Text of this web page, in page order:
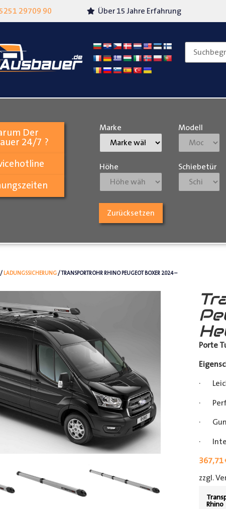
29709 90 Über 15 Jahre Erfahrung
Der
24/7 ?
Marke Modell
Höhe Schiebetür
Zurücksetzen
LADUNGSSICHERUNG/ TRANSPORTROHR RHINO PEUGEOT BOXER 2024 –
Porte
·
·
·
·
367,71
zzgl.
Rhino